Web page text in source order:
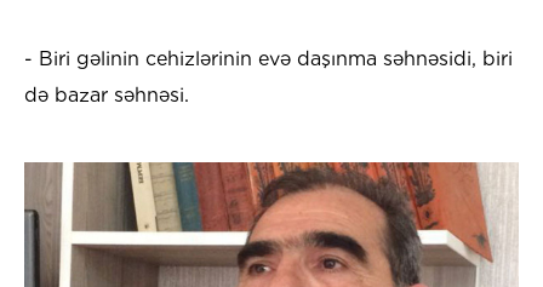
- Biri gəlinin cehizlərinin evə daşınma səhnəsidi, biri
də bazar səhnəsi.